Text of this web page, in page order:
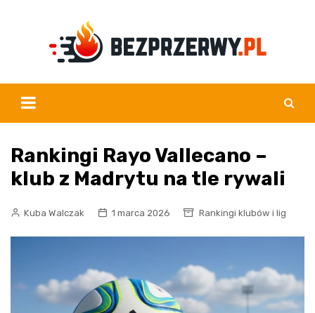
Rankingi Rayo Vallecano –
klub z Madrytu na tle rywali
Kuba Walczak 1 marca 2026 Rankingi klubów i lig